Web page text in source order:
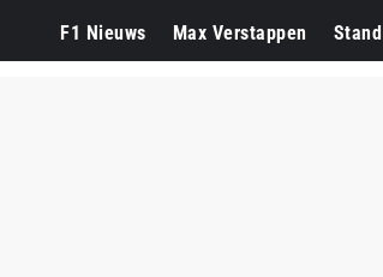
F1 Nieuws Max Verstappen Stand